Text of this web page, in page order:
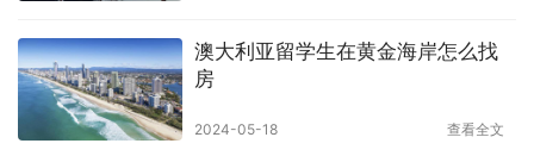
澳大利亚留学生在黄金海岸怎么找
房
2024-05-18 查看全文